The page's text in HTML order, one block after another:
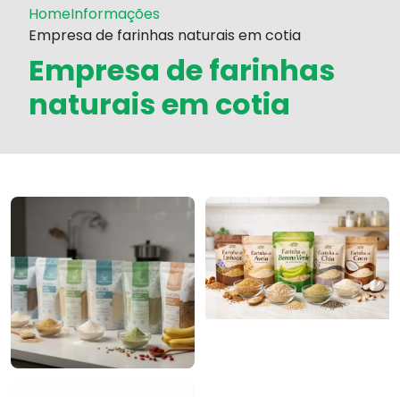
HomeInformações
Empresa de farinhas naturais em cotia
Empresa de farinhas
naturais em cotia